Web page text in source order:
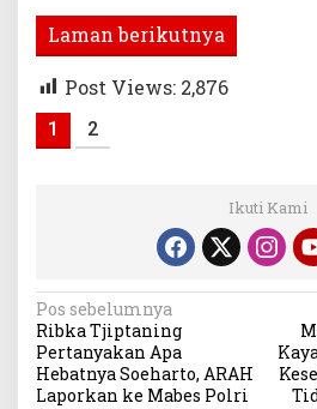
Laman berikutnya
Post Views: 2,876
1 2
Ikuti Kami
Navigasi
pos
Pos sebelumnya
Ribka Tjiptaning
Pertanyakan Apa
Hebatnya Soeharto, ARAH
Laporkan ke Mabes Polri